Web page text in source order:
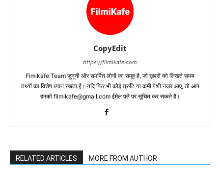
CopyEdit
https://filmikafe.com
Fimikafe Team जुनूनी और समर्पित लोगों का समूह है, जो ख़बरों को लिखते समय
तथ्‍यों का विशेष ध्‍यान रखता है। यदि फिर भी कोई त्रुटि या कमी पेशी नजर आए, तो आप
हमको filmikafe@gmail.com ईमेल पते पर सूचित कर सकते हैं।
RELATED ARTICLES MORE FROM AUTHOR